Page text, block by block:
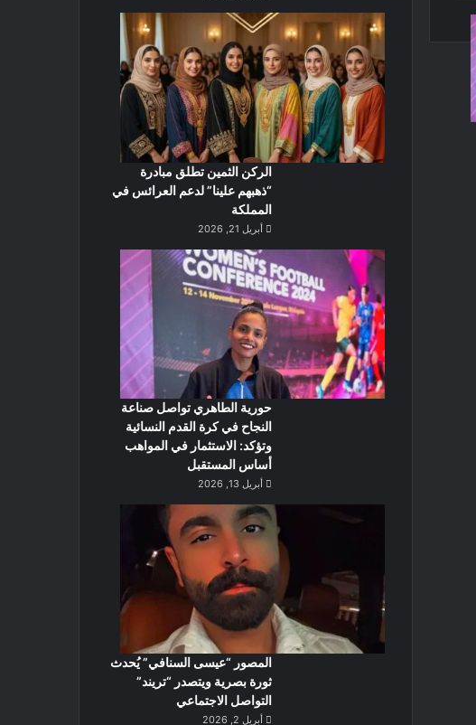
الركن الثمين تطلق مبادرة
“ذهبهم علينا” لدعم العرائس في
المملكة
أبريل 21, 2026
حورية الطاهري تواصل صناعة
النجاح في كرة القدم النسائية
وتؤكد: الاستثمار في المواهب
أساس المستقبل
أبريل 13, 2026
المصور “عيسى السنافي” يُحدث
ثورة بصرية ويتصدر “تريند”
التواصل الاجتماعي
أبريل 2, 2026